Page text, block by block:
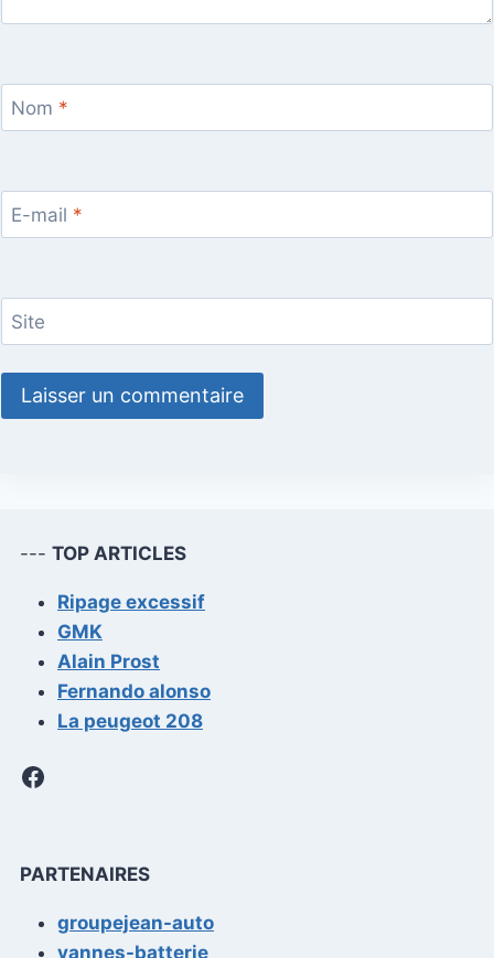
Nom *
E-mail *
Site
--- TOP ARTICLES
Ripage excessif
GMK
Alain Prost
Fernando alonso
La peugeot 208
Facebook
PARTENAIRES
groupejean-auto
vannes-batterie